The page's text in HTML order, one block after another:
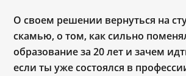
О своем решении вернуться на
скамью, о том, как сильно
образование за 20 лет и зачем
если ты уже состоялся в